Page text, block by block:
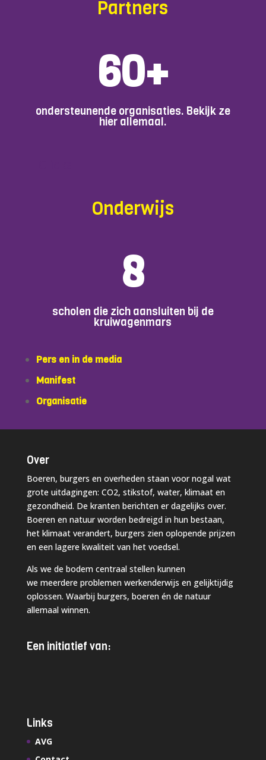
Partners
60+
ondersteunende organisaties. Bekijk ze
hier allemaal.
Onderwijs
8
scholen die zich aansluiten bij de
kruiwagenmars
Pers en in de media
Manifest
Organisatie
Over
Boeren, burgers en overheden staan voor nogal wat
grote uitdagingen: CO2, stikstof, water, klimaat en
gezondheid. De kranten berichten er dagelijks over.
Boeren en natuur worden bedreigd in hun bestaan,
het klimaat verandert, burgers zien oplopende prijzen
en een lagere kwaliteit van het voedsel.
Als we de bodem centraal stellen kunnen
we meerdere problemen werkenderwijs en gelijktijdig
oplossen. Waarbij burgers, boeren én de natuur
allemaal winnen.
Een initiatief van:
Links
AVG